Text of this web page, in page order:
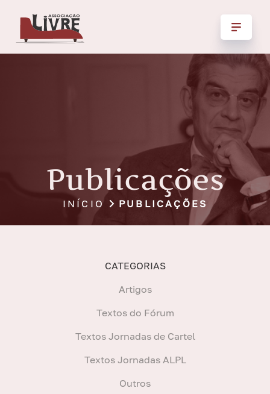
Publicações
INÍCIO PUBLICAÇÕES
CATEGORIAS
Artigos
Textos do Fórum
Textos Jornadas de Cartel
Textos Jornadas ALPL
Outros